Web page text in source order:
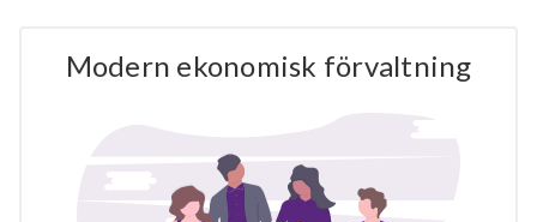
Modern ekonomisk förvaltning